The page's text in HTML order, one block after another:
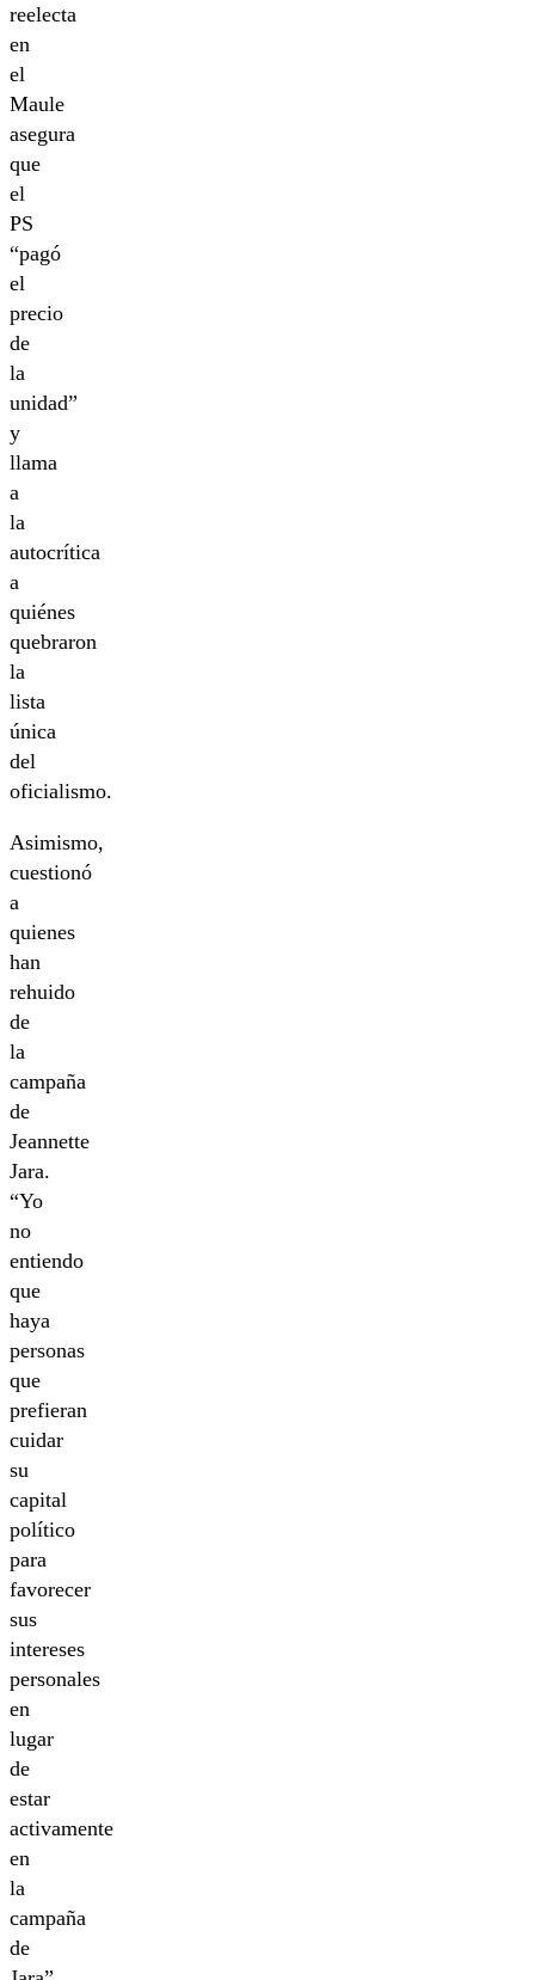
reelecta
en
el
Maule
asegura
que
el
PS
“pagó
el
precio
de
la
unidad”
y
llama
a
la
autocrítica
a
quiénes
quebraron
la
lista
única
del
oficialismo.
Asimismo,
cuestionó
a
quienes
han
rehuido
de
la
campaña
de
Jeannette
Jara.
“Yo
no
entiendo
que
haya
personas
que
prefieran
cuidar
su
capital
político
para
favorecer
sus
intereses
personales
en
lugar
de
estar
activamente
en
la
campaña
de